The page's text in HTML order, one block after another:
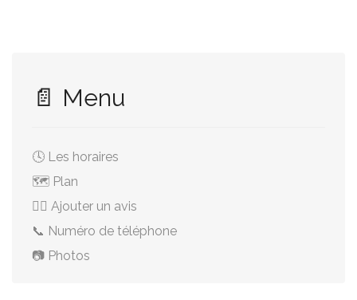
📄 Menu
🕓 Les horaires
🗺️ Plan
✍🏻 Ajouter un avis
📞 Numéro de téléphone
📷 Photos